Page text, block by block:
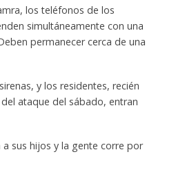
los teléfonos de los
simultáneamente con una
permanecer cerca de una
y los residentes, recién
ataque del sábado, entran
sus hijos y la gente corre por